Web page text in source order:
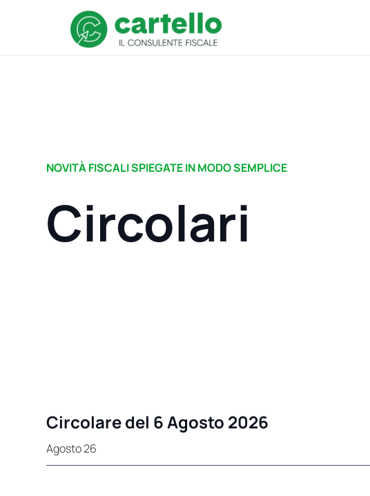
NOVITÀ FISCALI SPIEGATE IN MODO SEMPLICE
Circolari
Circolare del 6 Agosto 2026
Agosto 26